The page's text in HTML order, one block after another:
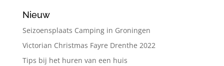
Nieuw
Seizoensplaats Camping in Groningen
Victorian Christmas Fayre Drenthe 2022
Tips bij het huren van een huis